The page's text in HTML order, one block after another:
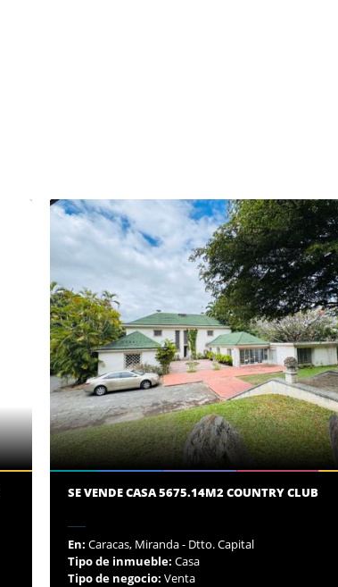
SE VENDE CASA 5675.14M2 COUNTRY CLUB
En: Caracas, Miranda - Dtto. Capital
Tipo de inmueble: Casa
Tipo de negocio: Venta